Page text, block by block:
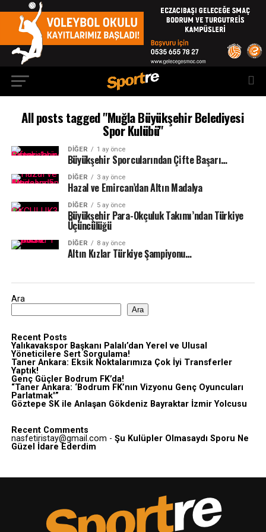
All posts tagged "Muğla Büyükşehir Belediyesi
Spor Kulübü"
DIĞER 1 ay önce
Büyükşehir Sporcularından Çifte Başarı…
DIĞER 3 ay önce
Hazal ve Emircan’dan Altın Madalya
DIĞER 5 ay önce
Büyükşehir Para-Okçuluk Takımı’ndan Türkiye
Üçüncülüğü
DIĞER 8 ay önce
Altın Kızlar Türkiye Şampiyonu…
Ara
Ara
Recent Posts
Yalıkavakspor Başkanı Palalı’dan Yerel ve Ulusal
Yöneticilere Sert Sorgulama!
Taner Ankara: Eksik Noktalarımıza Çok İyi Transferler
Yaptık!
Genç Güçler Bodrum FK’da!
“Taner Ankara: ‘Bodrum FK’nın Vizyonu Genç Oyuncuları
Parlatmak'”
Göztepe SK ile Anlaşan Gökdeniz Bayraktar İzmir Yolcusu
Recent Comments
nasfetiristay@gmail.com - Şu Kulüpler Olmasaydı Sporu Ne
Güzel İdare Ederdim